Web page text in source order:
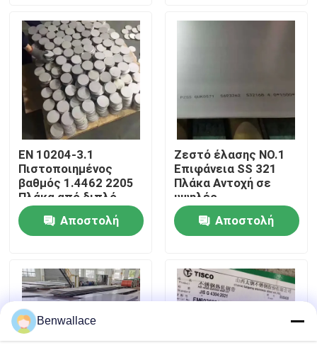
Βίντεο
Σχετικά με εμάς
περιοδεία στο εργοστάσιο
Έλεγχος ποιότητας
Επικοινωνήστε μαζί μας
Υποθέσεις
EN 10204-3.1
Πιστοποιημένος
βαθμός 1.4462 2205
Πλάκα από διπλό
ανοξείδωτο χάλυβα
με τεχνική θερμής
έλασης
Αποστολή
Ζεστό έλασης NO.1
Επιφάνεια SS 321
Πλάκα Αντοχή σε
υψηλές
θερμοκρασίες
1.4541 Πλάκα από
ανοξείδωτο χάλυβα
Αποστολή
Benwallace